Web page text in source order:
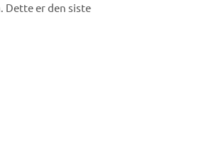
Dette er den siste